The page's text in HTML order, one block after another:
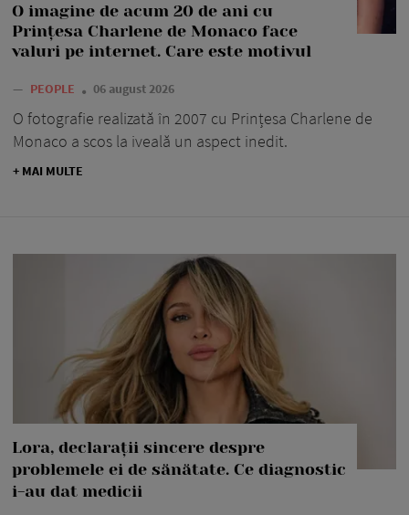
O imagine de acum 20 de ani cu
Prințesa Charlene de Monaco face
valuri pe internet. Care este motivul
— PEOPLE 06 august 2026
O fotografie realizată în 2007 cu Prințesa Charlene de
Monaco a scos la iveală un aspect inedit.
+ MAI MULTE
Lora, declarații sincere despre
problemele ei de sănătate. Ce diagnostic
i-au dat medicii